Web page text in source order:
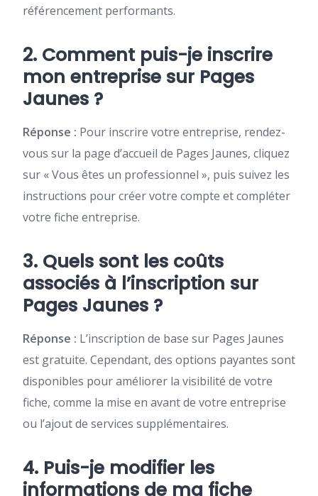
référencement performants.
2. Comment puis-je inscrire
mon entreprise sur Pages
Jaunes ?
Réponse : Pour inscrire votre entreprise, rendez-
vous sur la page d’accueil de Pages Jaunes, cliquez
sur « Vous êtes un professionnel », puis suivez les
instructions pour créer votre compte et compléter
votre fiche entreprise.
3. Quels sont les coûts
associés à l’inscription sur
Pages Jaunes ?
Réponse : L’inscription de base sur Pages Jaunes
est gratuite. Cependant, des options payantes sont
disponibles pour améliorer la visibilité de votre
fiche, comme la mise en avant de votre entreprise
ou l’ajout de services supplémentaires.
4. Puis-je modifier les
informations de ma fiche